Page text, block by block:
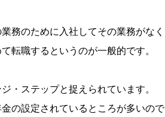
務のために入社してその業務がなく
転職するというのが一般的です。
・ステップと捉えられています。
の設定されているところが多いので